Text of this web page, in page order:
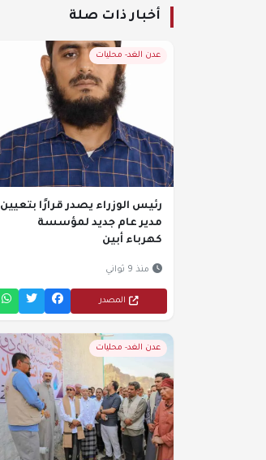
أخبار ذات صلة
عدن الغد- محليات
رئيس الوزراء يصدر قرارًا بتعيين
مدير عام جديد لمؤسسة
كهرباء أبين
منذ 9 ثواني
المصدر
عدن الغد- محليات